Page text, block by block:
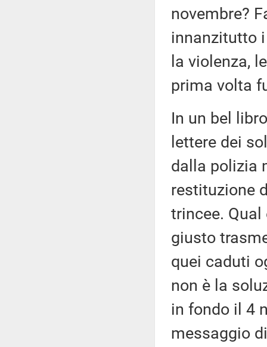
novembre?
innanzitutto
la violenza,
prima volta
In un bel
lettere dei
dalla polizia
restituzione
trincee.
giusto
quei caduti
non è la
in fondo il 4
messaggio